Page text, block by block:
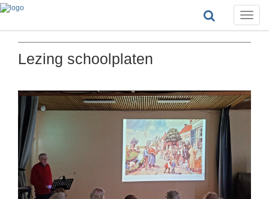
Toggle
Lezing schoolplaten